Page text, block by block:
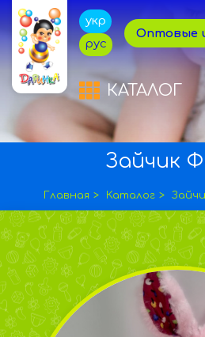
укр
рус
Оптовые
КАТАЛОГ
Зайчик
Главная Каталог